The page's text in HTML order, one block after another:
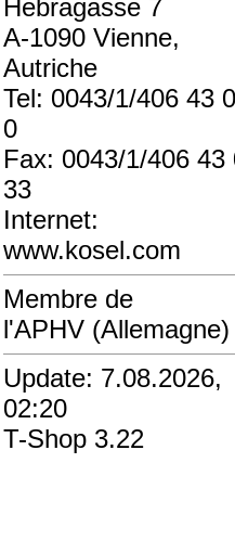
Hebragasse 7
A-1090 Vienne,
Autriche
Tel: 0043/1/406 43
0
Fax: 0043/1/406 43
33
Internet:
www.kosel.com
Membre de
l'APHV (Allemagne)
Update: 7.08.2026,
02:20
T-Shop 3.22